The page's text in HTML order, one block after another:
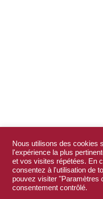
Nous utilisons des cookies
l'expérience la plus
et vos visites répétées. En
consentez à l'utilisation de
pouvez visiter "Paramètres
consentement contrôlé.